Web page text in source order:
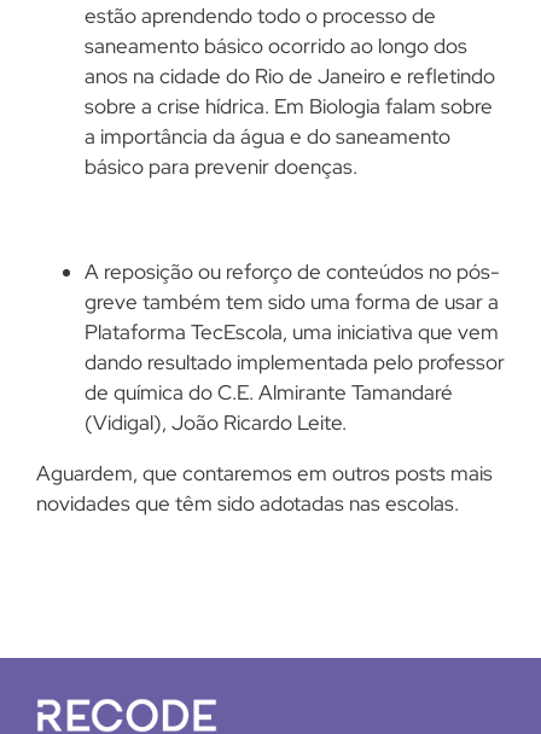
estão aprendendo todo o processo de
saneamento básico ocorrido ao longo dos
anos na cidade do Rio de Janeiro e refletindo
sobre a crise hídrica. Em Biologia falam sobre
a importância da água e do saneamento
básico para prevenir doenças.
A reposição ou reforço de conteúdos no pós-
greve também tem sido uma forma de usar a
Plataforma TecEscola, uma iniciativa que vem
dando resultado implementada pelo professor
de química do C.E. Almirante Tamandaré
(Vidigal), João Ricardo Leite.
Aguardem, que contaremos em outros posts mais
novidades que têm sido adotadas nas escolas.